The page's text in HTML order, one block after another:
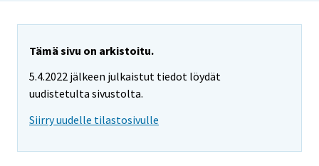
Tämä sivu on arkistoitu.
5.4.2022 jälkeen julkaistut tiedot löydät
uudistetulta sivustolta.
Siirry uudelle tilastosivulle